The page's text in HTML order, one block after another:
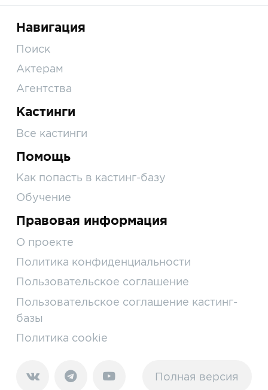
Навигация
Поиск
Актерам
Агентства
Кастинги
Все кастинги
Помощь
Как попасть в кастинг-базу
Обучение
Правовая информация
О проекте
Политика конфиденциальности
Пользовательское соглашение
Пользовательское соглашение кастинг-
базы
Политика cookie
Полная версия